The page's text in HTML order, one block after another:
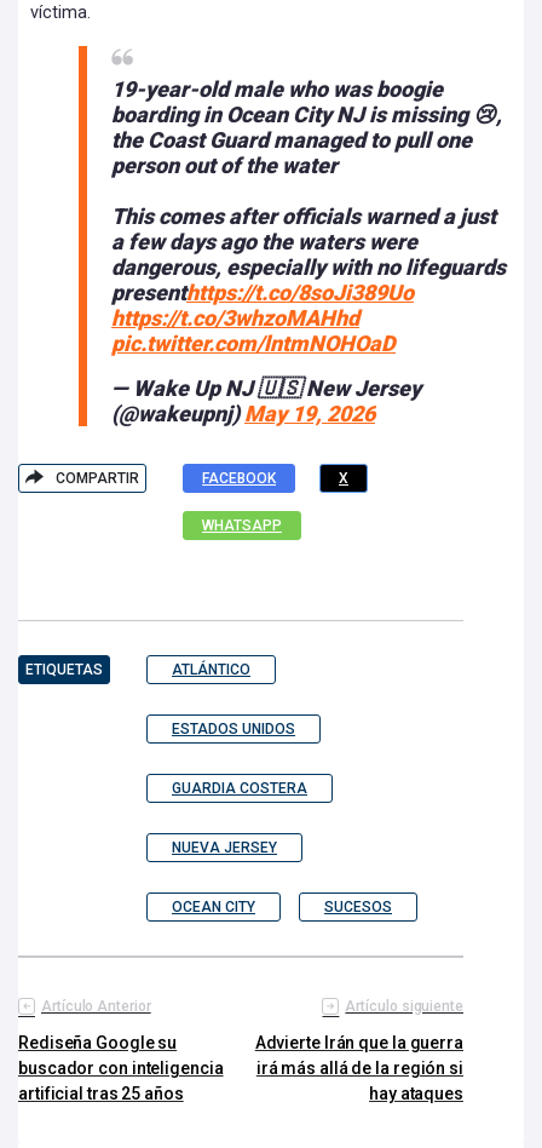
víctima.
19-year-old male who was boogie
boarding in Ocean City NJ is missing 😢,
the Coast Guard managed to pull one
person out of the water
This comes after officials warned a just
a few days ago the waters were
dangerous, especially with no lifeguards
presenthttps://t.co/8soJi389Uo
https://t.co/3whzoMAHhd
pic.twitter.com/lntmNOHOaD
— Wake Up NJ 🇺🇸 New Jersey
(@wakeupnj)May 19, 2026
COMPARTIR FACEBOOK X
WHATSAPP
ETIQUETAS ATLÁNTICO
ESTADOS UNIDOS
GUARDIA COSTERA
NUEVA JERSEY
OCEAN CITY SUCESOS
Artículo Anterior
Rediseña Google su
buscador con inteligencia
artificial tras 25 años
Artículo siguiente
Advierte Irán que la guerra
irá más allá de la región si
hay ataques